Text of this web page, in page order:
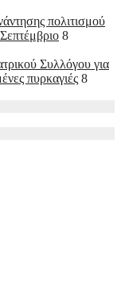
πολιτισμού
8
Συλλόγου για
πυρκαγιές 8